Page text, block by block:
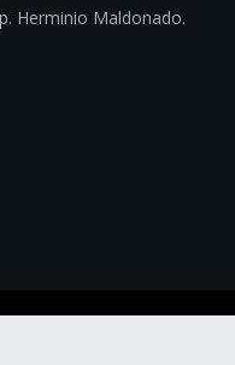
Herminio Maldonado.